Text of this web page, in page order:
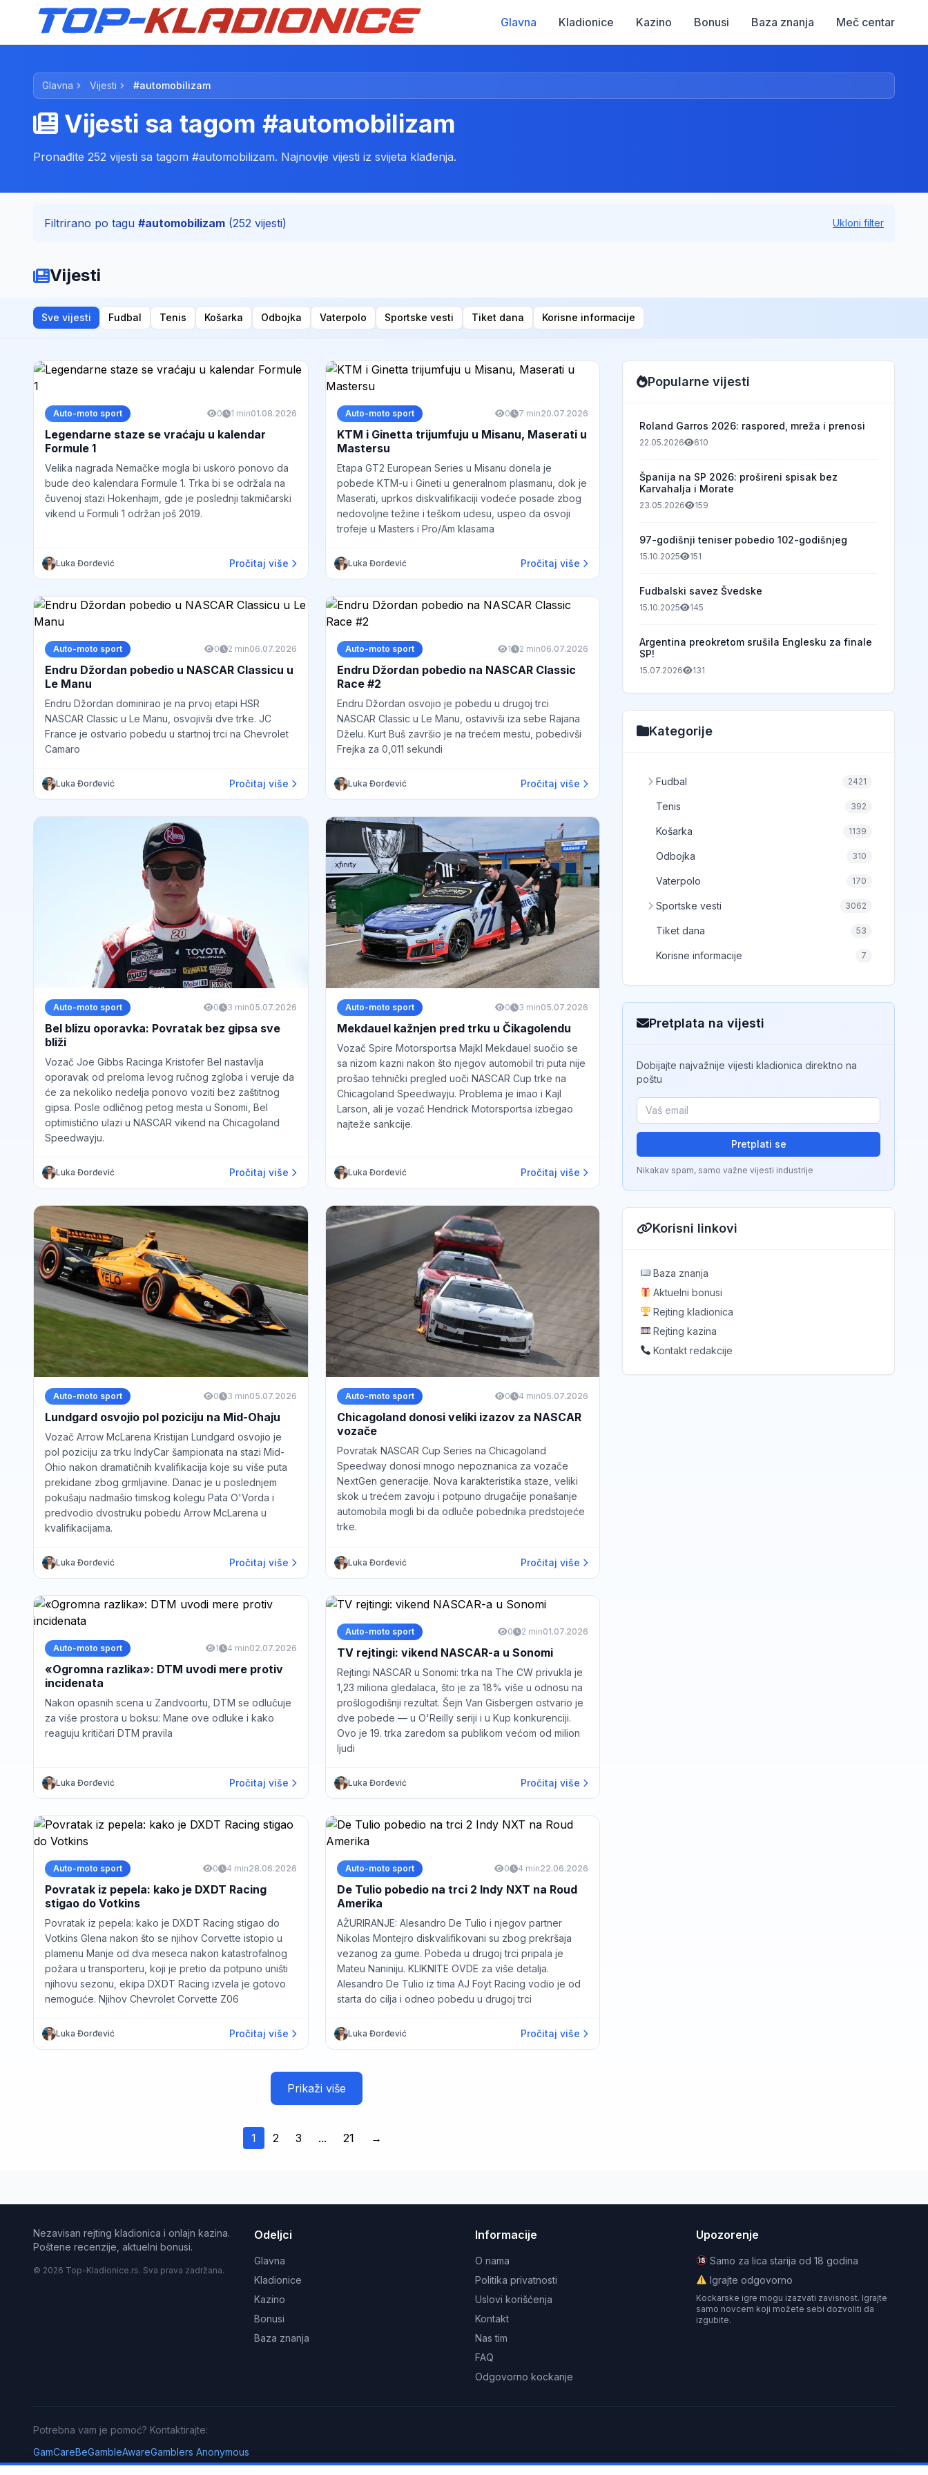
Glavna Kladionice Kazino Bonusi Baza znanja Meč centar
Glavna Vijesti #automobilizam
Vijesti sa tagom #automobilizam
Pronađite 252 vijesti sa tagom #automobilizam. Najnovije vijesti iz svijeta klađenja.
Filtrirano po tagu #automobilizam (252 vijesti) Ukloni filter
Vijesti
Sve vijesti Fudbal Tenis Košarka Odbojka Vaterpolo Sportske vesti Tiket dana Korisne informacije
Auto-moto sport 0 1 min01.08.2026
Legendarne staze se vraćaju u kalendar
Formule 1
Velika nagrada Nemačke mogla bi uskoro ponovo da
bude deo kalendara Formule 1. Trka bi se održala na
čuvenoj stazi Hokenhajm, gde je poslednji takmičarski
vikend u Formuli 1 održan još 2019.
Luka Đorđević Pročitaj više
Auto-moto sport 0 7 min20.07.2026
KTM i Ginetta trijumfuju u Misanu, Maserati u
Mastersu
Etapa GT2 European Series u Misanu donela je
pobede KTM-u i Gineti u generalnom plasmanu, dok je
Maserati, uprkos diskvalifikaciji vodeće posade zbog
nedovoljne težine i teškom udesu, uspeo da osvoji
trofeje u Masters i Pro/Am klasama
Luka Đorđević Pročitaj više
Auto-moto sport 0 2 min06.07.2026
Endru Džordan pobedio u NASCAR Classicu u
Le Manu
Endru Džordan dominirao je na prvoj etapi HSR
NASCAR Classic u Le Manu, osvojivši dve trke. JC
France je ostvario pobedu u startnoj trci na Chevrolet
Camaro
Luka Đorđević Pročitaj više
Auto-moto sport 1 2 min06.07.2026
Endru Džordan pobedio na NASCAR Classic
Race #2
Endru Džordan osvojio je pobedu u drugoj trci
NASCAR Classic u Le Manu, ostavivši iza sebe Rajana
Dželu. Kurt Buš završio je na trećem mestu, pobedivši
Frejka za 0,011 sekundi
Luka Đorđević Pročitaj više
Auto-moto sport 0 3 min05.07.2026
Bel blizu oporavka: Povratak bez gipsa sve
bliži
Vozač Joe Gibbs Racinga Kristofer Bel nastavlja
oporavak od preloma levog ručnog zgloba i veruje da
će za nekoliko nedelja ponovo voziti bez zaštitnog
gipsa. Posle odličnog petog mesta u Sonomi, Bel
optimistično ulazi u NASCAR vikend na Chicagoland
Speedwayju.
Luka Đorđević Pročitaj više
Auto-moto sport 0 3 min05.07.2026
Mekdauel kažnjen pred trku u Čikagolendu
Vozač Spire Motorsportsa Majkl Mekdauel suočio se
sa nizom kazni nakon što njegov automobil tri puta nije
prošao tehnički pregled uoči NASCAR Cup trke na
Chicagoland Speedwayju. Problema je imao i Kajl
Larson, ali je vozač Hendrick Motorsportsa izbegao
najteže sankcije.
Luka Đorđević Pročitaj više
Auto-moto sport 0 3 min05.07.2026
Lundgard osvojio pol poziciju na Mid-Ohaju
Vozač Arrow McLarena Kristijan Lundgard osvojio je
pol poziciju za trku IndyCar šampionata na stazi Mid-
Ohio nakon dramatičnih kvalifikacija koje su više puta
prekidane zbog grmljavine. Danac je u poslednjem
pokušaju nadmašio timskog kolegu Pata O'Vorda i
predvodio dvostruku pobedu Arrow McLarena u
kvalifikacijama.
Luka Đorđević Pročitaj više
Auto-moto sport 0 4 min05.07.2026
Chicagoland donosi veliki izazov za NASCAR
vozače
Povratak NASCAR Cup Series na Chicagoland
Speedway donosi mnogo nepoznanica za vozače
NextGen generacije. Nova karakteristika staze, veliki
skok u trećem zavoju i potpuno drugačije ponašanje
automobila mogli bi da odluče pobednika predstojeće
trke.
Luka Đorđević Pročitaj više
Auto-moto sport 1 4 min02.07.2026
«Ogromna razlika»: DTM uvodi mere protiv
incidenata
Nakon opasnih scena u Zandvoortu, DTM se odlučuje
za više prostora u boksu: Mane ove odluke i kako
reaguju kritičari DTM pravila
Luka Đorđević Pročitaj više
Auto-moto sport 0 2 min01.07.2026
TV rejtingi: vikend NASCAR-a u Sonomi
Rejtingi NASCAR u Sonomi: trka na The CW privukla je
1,23 miliona gledalaca, što je za 18% više u odnosu na
prošlogodišnji rezultat. Šejn Van Gisbergen ostvario je
dve pobede — u O'Reilly seriji i u Kup konkurenciji.
Ovo je 19. trka zaredom sa publikom većom od milion
ljudi
Luka Đorđević Pročitaj više
Auto-moto sport 0 4 min28.06.2026
Povratak iz pepela: kako je DXDT Racing
stigao do Votkins
Povratak iz pepela: kako je DXDT Racing stigao do
Votkins Glena nakon što se njihov Corvette istopio u
plamenu Manje od dva meseca nakon katastrofalnog
požara u transporteru, koji je pretio da potpuno uništi
njihovu sezonu, ekipa DXDT Racing izvela je gotovo
nemoguće. Njihov Chevrolet Corvette Z06
Luka Đorđević Pročitaj više
Auto-moto sport 0 4 min22.06.2026
De Tulio pobedio na trci 2 Indy NXT na Roud
Amerika
AŽURIRANJE: Alesandro De Tulio i njegov partner
Nikolas Montejro diskvalifikovani su zbog prekršaja
vezanog za gume. Pobeda u drugoj trci pripala je
Mateu Naniniju. KLIKNITE OVDE za više detalja.
Alesandro De Tulio iz tima AJ Foyt Racing vodio je od
starta do cilja i odneo pobedu u drugoj trci
Luka Đorđević Pročitaj više
Prikaži više
1 2 3 ... 21 →
Popularne vijesti
Roland Garros 2026: raspored, mreža i prenosi
22.05.2026 610
Španija na SP 2026: prošireni spisak bez
Karvahalja i Morate
23.05.2026 159
97-godišnji teniser pobedio 102-godišnjeg
15.10.2025 151
Fudbalski savez Švedske
15.10.2025 145
Argentina preokretom srušila Englesku za finale
SP!
15.07.2026 131
Kategorije
Fudbal 2421
Tenis 392
Košarka 1139
Odbojka 310
Vaterpolo 170
Sportske vesti 3062
Tiket dana 53
Korisne informacije 7
Pretplata na vijesti
Dobijajte najvažnije vijesti kladionica direktno na
poštu
Pretplati se
Nikakav spam, samo važne vijesti industrije
Korisni linkovi
Baza znanja
Aktuelni bonusi
Rejting kladionica
Rejting kazina
Kontakt redakcije
Nezavisan rejting kladionica i onlajn kazina.
Poštene recenzije, aktuelni bonusi.
© 2026 Top-Kladionice.rs. Sva prava zadržana.
Odeljci
Glavna
Kladionice
Kazino
Bonusi
Baza znanja
Informacije
O nama
Politika privatnosti
Uslovi korišćenja
Kontakt
Nas tim
FAQ
Odgovorno kockanje
Upozorenje
Samo za lica starija od 18 godina
Igrajte odgovorno
Kockarske igre mogu izazvati zavisnost. Igrajte
samo novcem koji možete sebi dozvoliti da
izgubite.
Potrebna vam je pomoć? Kontaktirajte:
GamCareBeGambleAwareGamblers Anonymous